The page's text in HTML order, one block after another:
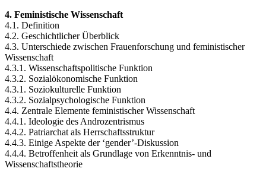
4. Feministische Wissenschaft
4.1. Definition
4.2. Geschichtlicher Überblick
4.3. Unterschiede zwischen Frauenforschung und feministischer
Wissenschaft
4.3.1. Wissenschaftspolitische Funktion
4.3.2. Sozialökonomische Funktion
4.3.1. Soziokulturelle Funktion
4.3.2. Sozialpsychologische Funktion
4.4. Zentrale Elemente feministischer Wissenschaft
4.4.1. Ideologie des Androzentrismus
4.4.2. Patriarchat als Herrschaftsstruktur
4.4.3. Einige Aspekte der ‘gender’-Diskussion
4.4.4. Betroffenheit als Grundlage von Erkenntnis- und
Wissenschaftstheorie